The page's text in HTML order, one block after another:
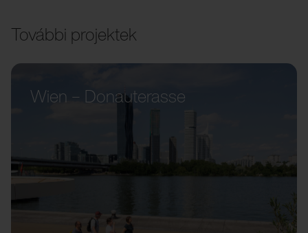
További projektek
Wien – Donauterasse